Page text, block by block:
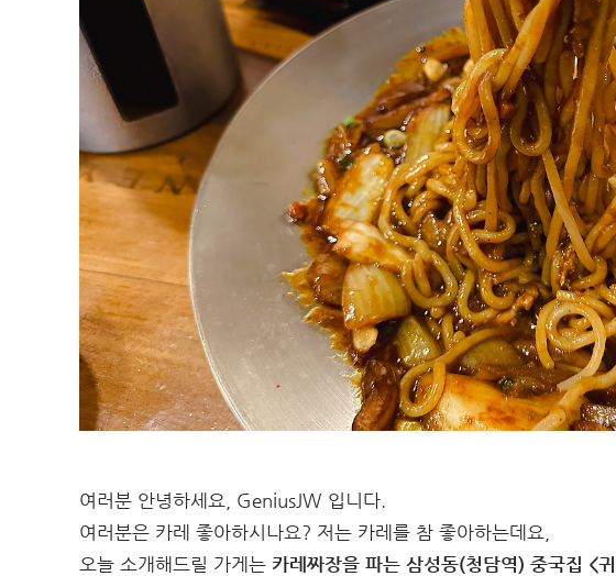
여러분 안녕하세요, GeniusJW 입니다.
여러분은 카레 좋아하시나요? 저는 카레를 참 좋아하는데요,
오늘 소개해드릴 가게는 카레짜장을 파는 삼성동(청담역) 중국집 <